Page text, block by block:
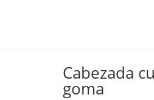
Cabezada
goma